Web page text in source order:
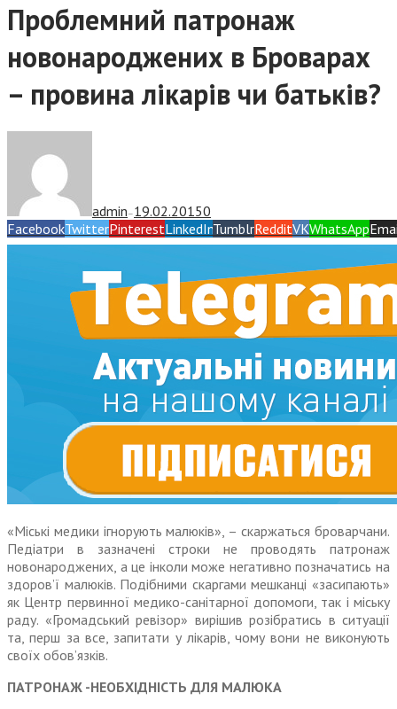
Проблемний патронаж
новонароджених в Броварах
– провина лікарів чи батьків?
admin — 19.02.20150
FacebookTwitterPinterestLinkedInTumblrRedditVKWhatsApp
«Міські медики ігнорують малюків», – скаржаться броварчани.
Педіатри в зазначені строки не проводять патронаж
новонароджених, а це інколи може негативно позначатись на
здоров’ї малюків. Подібними скаргами мешканці «засипають»
як Центр первинної медико-санітарної допомоги, так і міську
раду. «Громадський ревізор» вирішив розібратись в ситуації
та, перш за все, запитати у лікарів, чому вони не виконують
своїх обов’язків.
ПАТРОНАЖ -НЕОБХІДНІСТЬ ДЛЯ МАЛЮКА